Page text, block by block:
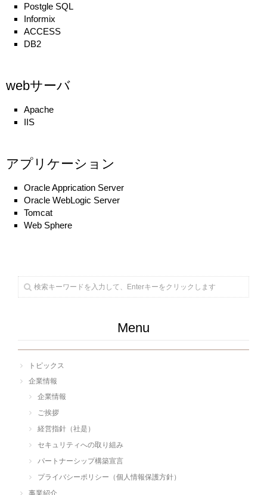
Postgle SQL
Informix
ACCESS
DB2
webサーバ
Apache
IIS
アプリケーション
Oracle Apprication Server
Oracle WebLogic Server
Tomcat
Web Sphere
Menu
トピックス
企業情報
企業情報
ご挨拶
経営指針（社是）
セキュリティへの取り組み
パートナーシップ構築宣言
プライバシーポリシー（個人情報保護方針）
事業紹介